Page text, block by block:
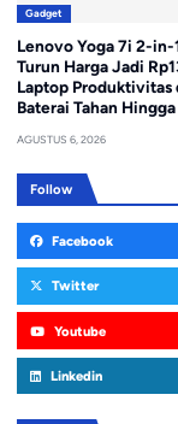
Gadget
Lenovo Yoga 7i 2-in-
Turun Harga Jadi
Laptop Produktivitas
Baterai Tahan
AGUSTUS 6, 2026
Follow
Facebook
Twitter
Youtube
Linkedin